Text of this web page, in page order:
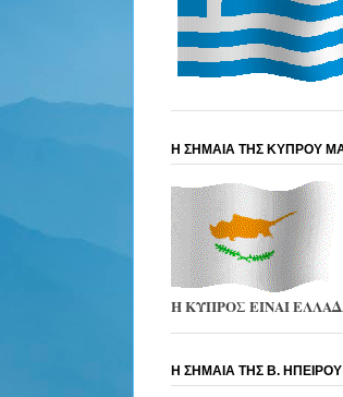
Η ΣΗΜΑΙΑ ΤΗΣ ΚΥΠΡΟΥ
Η ΚΥΠΡΟΣ ΕΙΝΑΙ
Η ΣΗΜΑΙΑ ΤΗΣ Β.